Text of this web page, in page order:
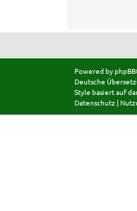
Powered byphpBB
Deutsche
Style basiert auf
Datenschutz |